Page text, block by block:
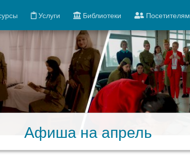
Услуги Библиотеки Посетителям
Афиша на апрель